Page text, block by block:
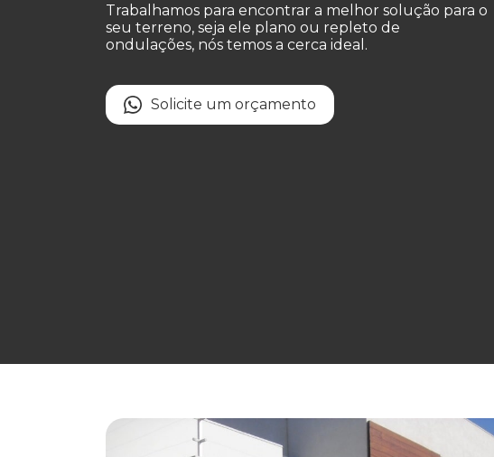
Trabalhamos para encontrar a melhor solução para o
seu terreno, seja ele plano ou repleto de
ondulações, nós temos a cerca ideal.
Solicite um orçamento